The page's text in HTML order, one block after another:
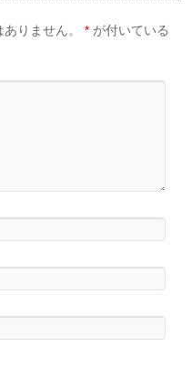
りません。 * が付いている